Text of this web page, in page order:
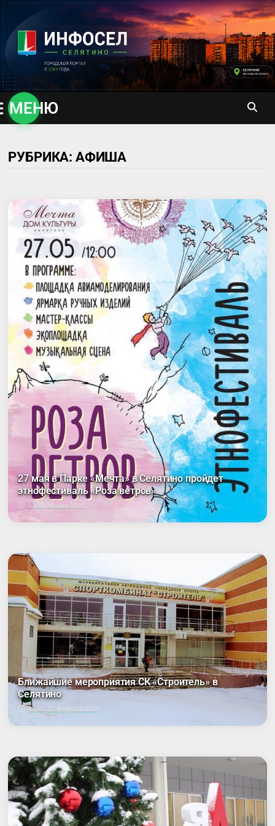
содержимому
МЕНЮ
РУБРИКА: АФИША
27 мая в Парке «Мечта» в Селятино пройдет
этнофестиваль «Роза ветров»
11:48, 18 мая 2018
Ближайшие мероприятия СК «Строитель» в
Селятино
13:41, 22 февраля 2018